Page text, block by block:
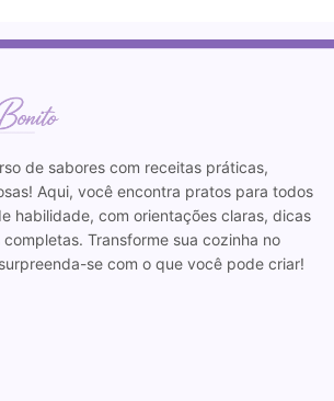
de sabores com receitas práticas,
Aqui, você encontra pratos para todos
habilidade, com orientações claras, dicas
Transforme sua cozinha no
se com o que você pode criar!